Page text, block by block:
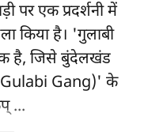
पर एक प्रदर्शनी में
किया है। 'गुलाबी
है, जिसे बुंदेलखंड
Gang)' के
...